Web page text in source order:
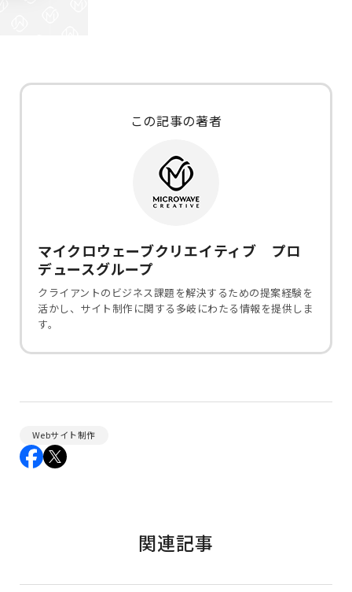
この記事の著者
マイクロウェーブクリエイティブ プロ
デュースグループ
クライアントのビジネス課題を解決するための提案経験を
活かし、サイト制作に関する多岐にわたる情報を提供しま
す。
Webサイト制作
関連記事